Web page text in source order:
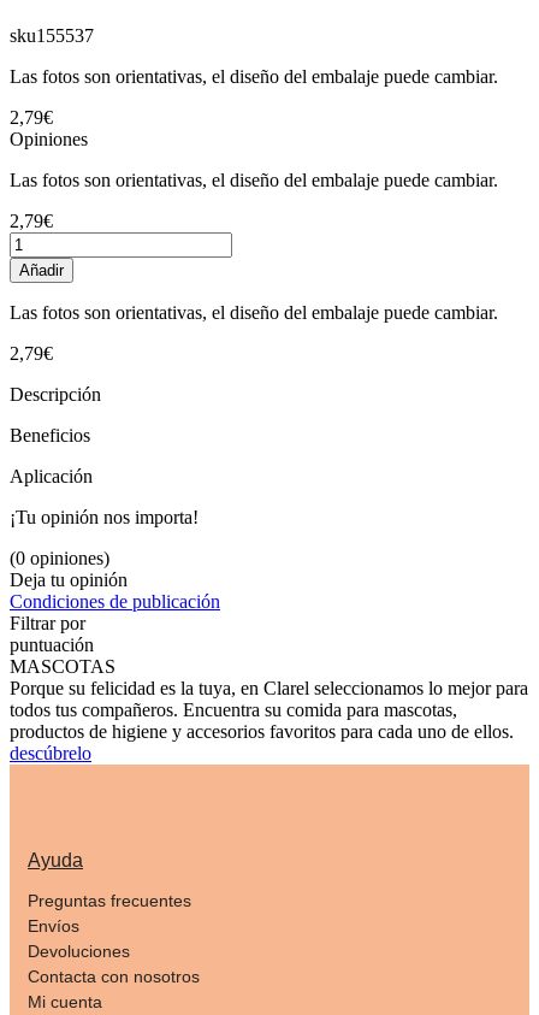
sku155537
Las fotos son orientativas, el diseño del embalaje puede cambiar.
2,79€
Opiniones
Las fotos son orientativas, el diseño del embalaje puede cambiar.
2,79€
Añadir
Las fotos son orientativas, el diseño del embalaje puede cambiar.
2,79€
Descripción
Beneficios
Aplicación
¡Tu opinión nos importa!
(0 opiniones)
Deja tu opinión
Condiciones de publicación
Filtrar por
puntuación
MASCOTAS
Porque su felicidad es la tuya, en Clarel seleccionamos lo mejor para
todos tus compañeros. Encuentra su comida para mascotas,
productos de higiene y accesorios favoritos para cada uno de ellos.
descúbrelo
Ayuda
Preguntas frecuentes
Envíos
Devoluciones
Contacta con nosotros
Mi cuenta